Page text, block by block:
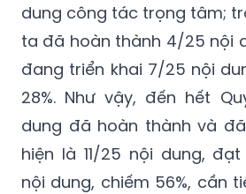
dung công tác trọng tâm;
ta đã hoàn thành 4/25 nội
đang triển khai 7/25 nội
28%. Như vậy, đến hết
dung đã hoàn thành và
hiện là 11/25 nội dung,
nội dung, chiếm 56%, cần